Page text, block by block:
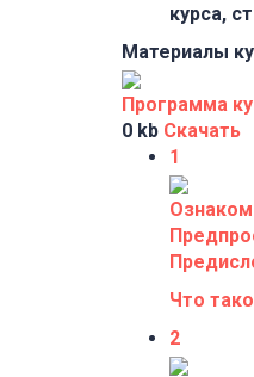
курса,
Материалы
Программа
0 kb Скачать
1
Что
2